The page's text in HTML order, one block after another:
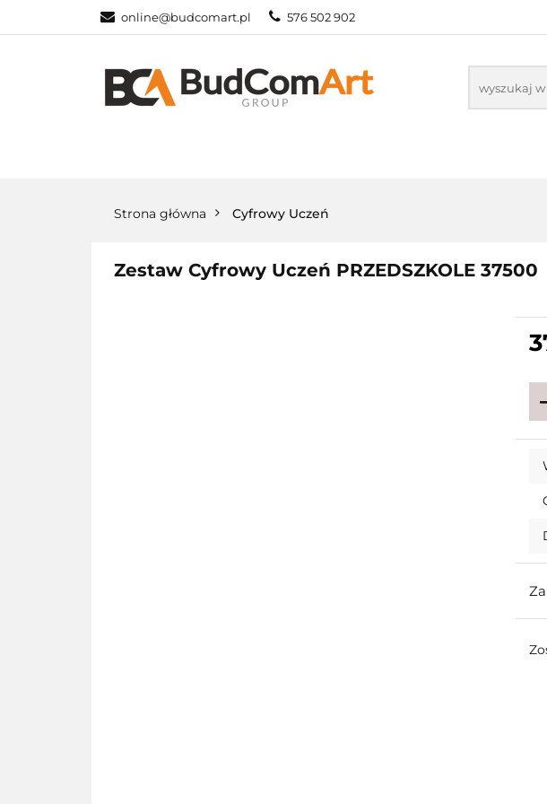
online@budcomart.pl 576 502 902
OFERTA
PRACOWNIE SZKOLNE
Strona główna Cyfrowy Uczeń
Zestaw Cyfrowy Uczeń PRZEDSZKOLE 37500